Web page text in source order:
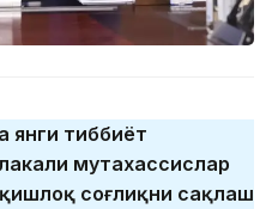
янги тиббиёт
мутахассислар
соғлиқни сақлаш